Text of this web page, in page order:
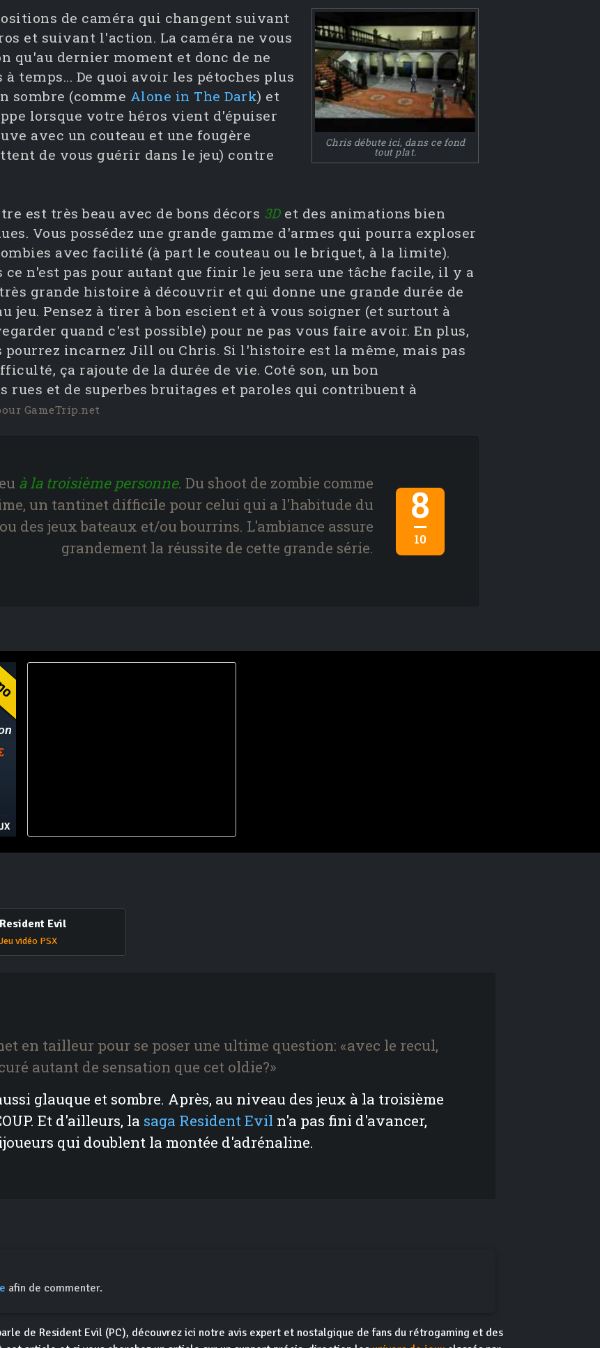
Chris débute ici, dans ce fond
tout plat.
de caméra qui changent suivant
et suivant l'action. La caméra ne vous
qu'au dernier moment et donc de ne
temps... De quoi avoir les pétoches plus
sombre (comme Alone in The Dark) et
lorsque votre héros vient d'épuiser
avec un couteau et une fougère
de vous guérir dans le jeu) contre
est très beau avec de bons décors 3Det des animations bien
Vous possédez une grande gamme d'armes qui pourra exploser
avec facilité (à part le couteau ou le briquet, à la limite).
ce n'est pas pour autant que finir le jeu sera une tâche facile, il y a
grande histoire à découvrir et qui donne une grande durée de
jeu. Pensez à tirer à bon escient et à vous soigner (et surtout à
quand c'est possible) pour ne pas vous faire avoir. En plus,
pourrez incarnez Jill ou Chris. Si l'histoire est la même, mais pas
ça rajoute de la durée de vie. Coté son, un bon
rues et de superbes bruitages et paroles qui contribuent à
GameTrip.net
à la troisième personne. Du shoot de zombie comme
un tantinet difficile pour celui qui a l'habitude du
des jeux bateaux et/ou bourrins. L'ambiance assure
grandement la réussite de cette grande série.
8
10
Resident Evil
Jeu vidéo PSX
en tailleur pour se poser une ultime question: «avec le recul,
autant de sensation que cet oldie?»
glauque et sombre. Après, au niveau des jeux à la troisième
Et d'ailleurs, la saga Resident Evil n'a pas fini d'avancer,
qui doublent la montée d'adrénaline.
afin de commenter.
de Resident Evil (PC), découvrez ici notre avis expert et nostalgique de fans du rétrogaming et des